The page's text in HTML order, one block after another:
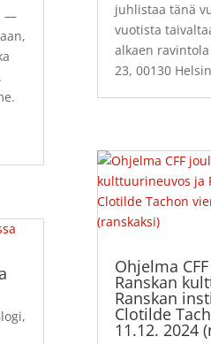
—
,
juhlistaa tänä
vuotista
alkaen
23, 00130
Ohjelma
Ranskan
Ranskan
Clotilde
11.12. 2024